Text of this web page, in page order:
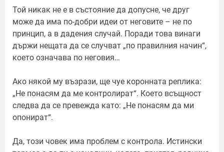
Той никак не е в състояние да допусне, че друг
може да има по-добри идеи от неговите – не по
принцип, а в дадения случай. Поради това винаги
държи нещата да се случват „по правилния начин“,
което означава по неговия…
Ако някой му възрази, ще чуе коронната реплика:
„Не понасям да ме контролират“. Което всъщност
следва да се превежда като: „Не понасям да ми
опонират“.
Да, този човек има проблем с контрола. Истински